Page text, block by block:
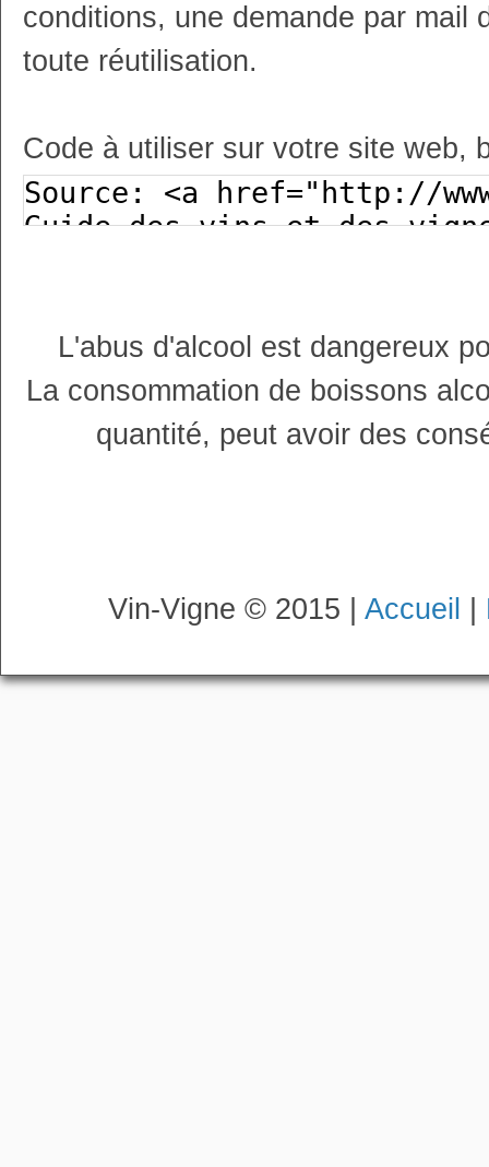
conditions, une demande par mail
toute réutilisation.
Code à utiliser sur votre site web,
L'abus d'alcool est dangereux
La consommation de boissons
quantité, peut avoir des
Vin-Vigne © 2015 | Accueil